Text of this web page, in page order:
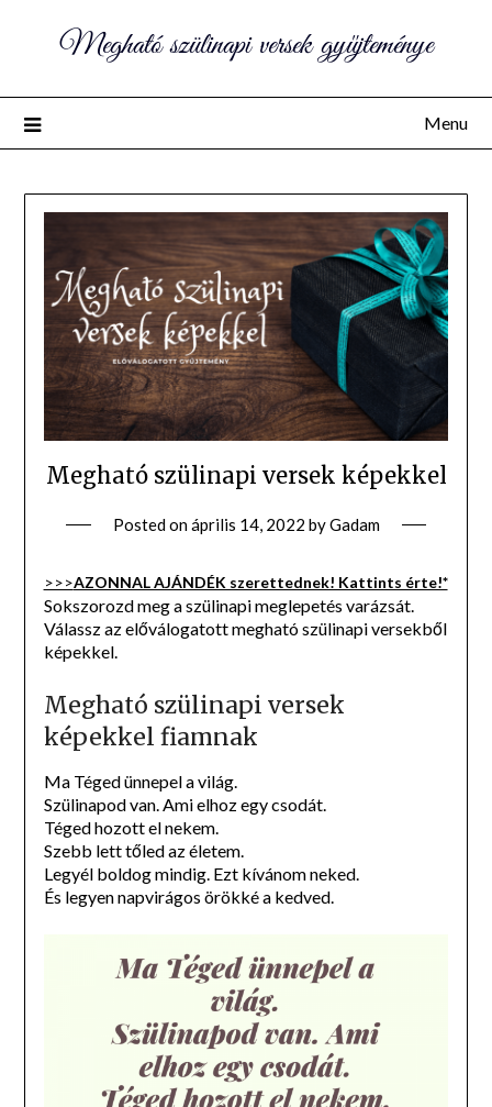
Megható szülinapi versek gyűjteménye
Menu
Megható szülinapi versek képekkel
Posted onáprilis 14, 2022 byGadam
>>>AZONNAL AJÁNDÉK szerettednek! Kattints érte!*
Sokszorozd meg a szülinapi meglepetés varázsát.
Válassz az előválogatott megható szülinapi versekből
képekkel.
Megható szülinapi versek
képekkel fiamnak
Ma Téged ünnepel a világ.
Szülinapod van. Ami elhoz egy csodát.
Téged hozott el nekem.
Szebb lett tőled az életem.
Legyél boldog mindig. Ezt kívánom neked.
És legyen napvirágos örökké a kedved.